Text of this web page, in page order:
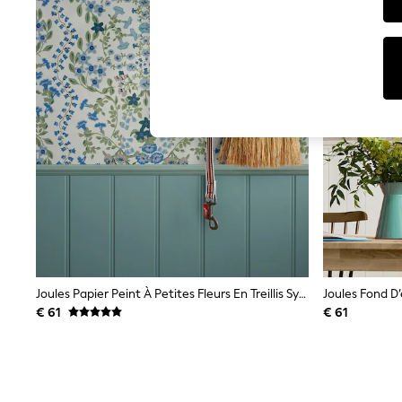
Sunglasses
Men's Holiday Shop
All Swimwear
Accessories
Bags & Luggage
Footwear
Hats
Linen Collection
Loafers
Polo Shirts
Vests
Boys Holiday Shop
All Swimwear
Joules Papier Peint À Petites Fleurs En Treillis Symétrique
€ 61
Joules Fond
€ 61